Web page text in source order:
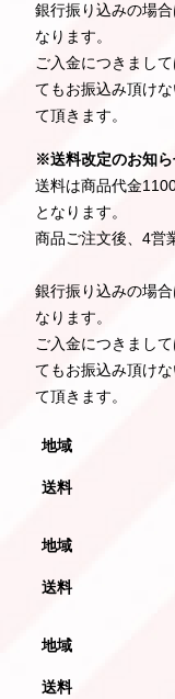
銀行振り込みの場
なります。
ご入金につきまし
てもお振込み頂け
て頂きます。
※送料改定のお知
送料は商品代金
となります。
商品ご注文後、4営
銀行振り込みの場
なります。
ご入金につきまし
てもお振込み頂け
て頂きます。